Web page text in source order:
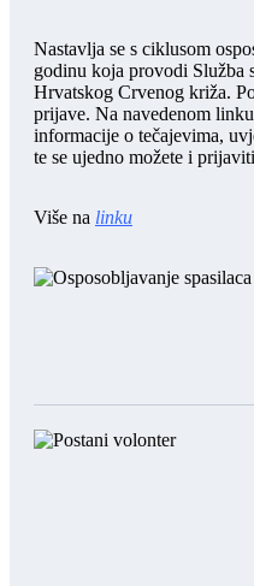
Nastavlja se s ciklusom
godinu koja provodi Služba
Hrvatskog Crvenog križa.
prijave. Na navedenom
informacije o tečajevima,
te se ujedno možete i
Više na linku